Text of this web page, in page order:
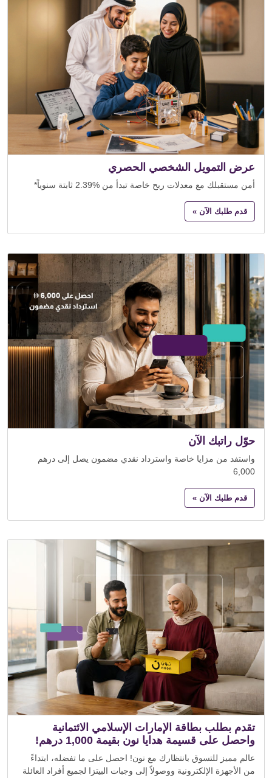
عرض التمويل الشخصي الحصري
أمن مستقبلك مع معدلات ربح خاصة تبدأ من %2.39 ثابتة سنوياً*
قدم طلبك الآن »
حوّل راتبك الآن
واستفد من مزايا خاصة واسترداد نقدي مضمون يصل إلى درهم
6,000
قدم طلبك الآن »
تقدم بطلب بطاقة الإمارات الإسلامي الائتمانية
واحصل على قسيمة هدايا نون بقيمة 1,000 درهم!
عالم مميز للتسوق بانتظارك مع نون! احصل على ما تفضله، ابتداءً
من الأجهزة الإلكترونية ووصولاً إلى وجبات البيتزا لجميع أفراد العائلة